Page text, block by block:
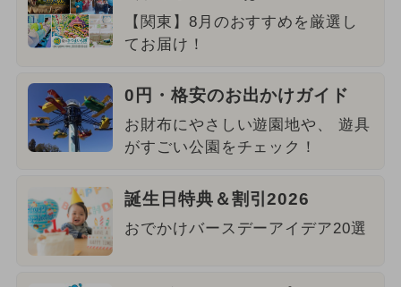
【関東】8月のおすすめを厳選し
てお届け！
0円・格安のお出かけガイド
お財布にやさしい遊園地や、 遊具
がすごい公園をチェック！
誕生日特典＆割引2026
おでかけバースデーアイデア20選